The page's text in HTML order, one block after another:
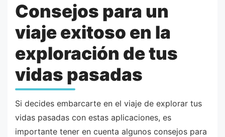
Consejos para un
viaje exitoso en la
exploración de tus
vidas pasadas
Si decides embarcarte en el viaje de explorar tus
vidas pasadas con estas aplicaciones, es
importante tener en cuenta algunos consejos para